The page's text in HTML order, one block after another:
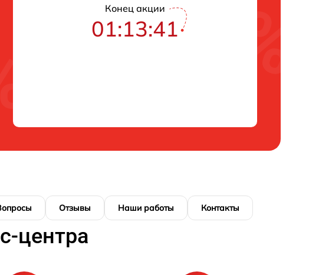
Конец акции
01:13:40
Отзывы Наши работы Контакты
центра